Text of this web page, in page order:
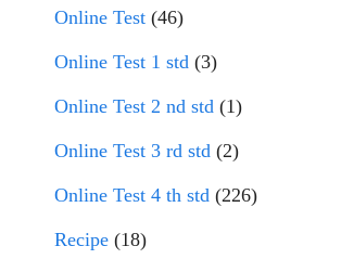
Online Test (46)
Online Test 1 std (3)
Online Test 2 nd std (1)
Online Test 3 rd std (2)
Online Test 4 th std (226)
Recipe (18)